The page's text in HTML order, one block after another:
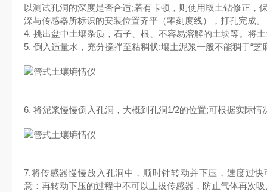
以测试孔洞的深度是否合适;若有卡顿，则使用取土钻修正，
深与传感器所标识的安装位置齐平（零刻度线），打孔完成。
4. 挑出盆中土壤杂质，石子、根、不容易溶解的土块等。将
5. 倒入适量水，充分搅拌至粘稠状;壤土泥浆一般不能稠于“芝
6. 将泥浆慢慢倒入孔洞，大概到孔洞1/2的位置;可根据实际情
7.将传感器慢慢放入孔洞中，顺时针转动并下压，速度过
意：再转动下压的过程中不可以上拔传感器，防止气体再次